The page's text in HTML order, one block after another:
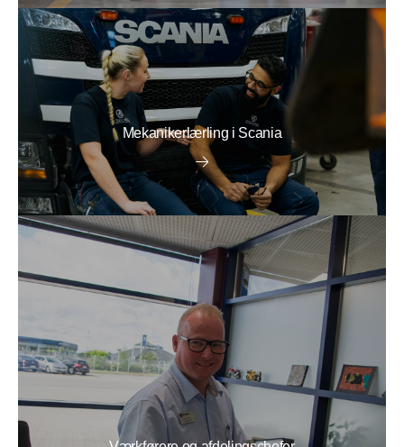
Mekanikerlærling i Scania